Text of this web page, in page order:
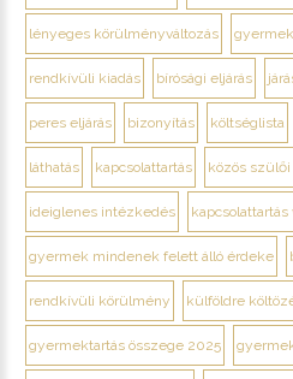
lényeges körülményváltozás
rendkívüli kiadás bírósági eljárás
peres eljárás bizonyítás költséglista
láthatás kapcsolattartás közös
ideiglenes intézkedés kapcsolattartás
gyermek mindenek felett álló érdeke
rendkívüli körülmény külföldre
gyermektartás összege 2025